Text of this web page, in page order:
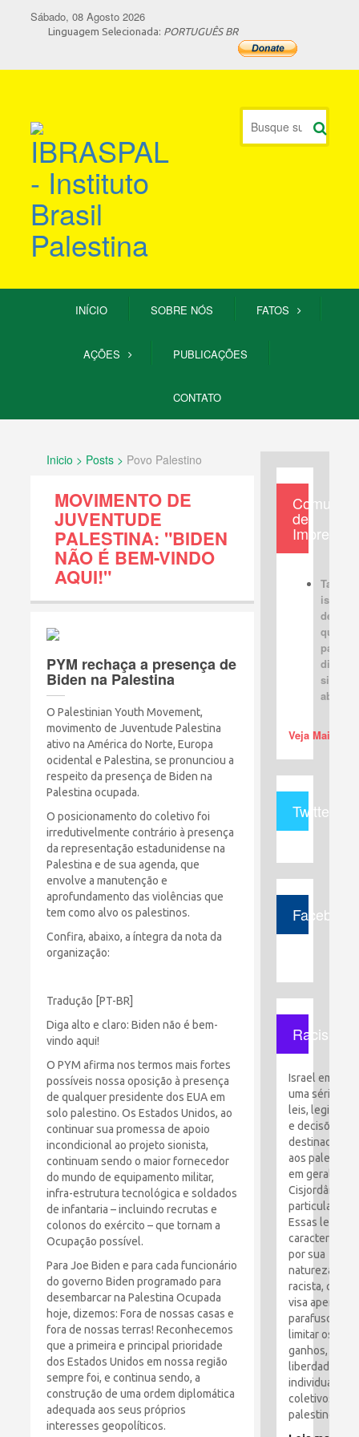
Sábado, 08 Agosto 2026
Linguagem Selecionada: PORTUGUÊS BR
INÍCIO SOBRE NÓS FATOS
AÇÕES PUBLICAÇÕES
CONTATO
Inicio > Posts > Povo Palestino
MOVIMENTO DE
JUVENTUDE
PALESTINA: "BIDEN
NÃO É BEM-VINDO
AQUI!"
PYM rechaça a presença de
Biden na Palestina
O Palestinian Youth Movement,
movimento de Juventude Palestina
ativo na América do Norte, Europa
ocidental e Palestina, se pronunciou a
respeito da presença de Biden na
Palestina ocupada.
O posicionamento do coletivo foi
irredutivelmente contrário à presença
da representação estadunidense na
Palestina e de sua agenda, que
envolve a manutenção e
aprofundamento das violências que
tem como alvo os palestinos.
Confira, abaixo, a íntegra da nota da
organização:
Tradução [PT-BR]
Diga alto e claro: Biden não é bem-
vindo aqui!
O PYM afirma nos termos mais fortes
possíveis nossa oposição à presença
de qualquer presidente dos EUA em
solo palestino. Os Estados Unidos, ao
continuar sua promessa de apoio
incondicional ao projeto sionista,
continuam sendo o maior fornecedor
do mundo de equipamento militar,
infra-estrutura tecnológica e soldados
de infantaria – incluindo recrutas e
colonos do exército – que tornam a
Ocupação possível.
Para Joe Biden e para cada funcionário
do governo Biden programado para
desembarcar na Palestina Ocupada
hoje, dizemos: Fora de nossas casas e
fora de nossas terras! Reconhecemos
que a primeira e principal prioridade
dos Estados Unidos em nossa região
sempre foi, e continua sendo, a
construção de uma ordem diplomática
adequada aos seus próprios
interesses geopolíticos.
de
Imprensa
Tabus
devem
para
sincera
aberta
Veja Mais (+)
Twitter
Facebook
Racismo
Israel emitiu
uma série de
leis,
e decisões
destinadas
aos
em geral e à
Cisjordânia
particular.
Essas leis são
por sua
natureza
racista, que
visa apertar
parafusos e
limitar os
ganhos,
liberdades
individuais e
coletivos dos
palestinos.